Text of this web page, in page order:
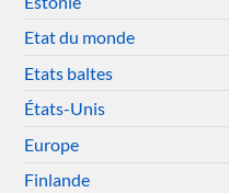
Etat du monde
Etats baltes
États-Unis
Europe
Finlande